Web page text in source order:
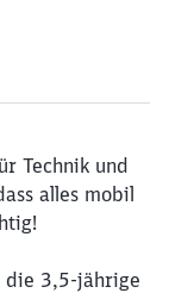
Technik und
alles mobil
die 3,5-jährige